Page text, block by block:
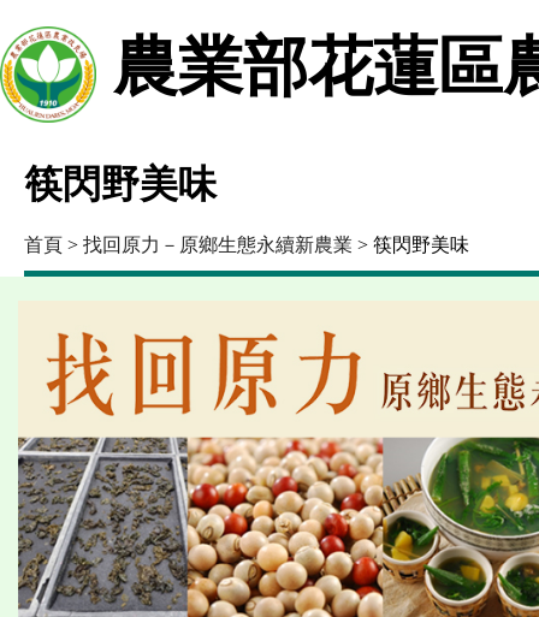
農業部花蓮區
筷閃野美味
首頁 > 找回原力－原鄉生態永續新農業 > 筷閃野美味